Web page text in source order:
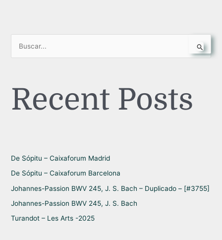
c
r
:
Recent Posts
De Sópitu – Caixaforum Madrid
De Sópitu – Caixaforum Barcelona
Johannes-Passion BWV 245, J. S. Bach – Duplicado – [#3755]
Johannes-Passion BWV 245, J. S. Bach
Turandot – Les Arts -2025